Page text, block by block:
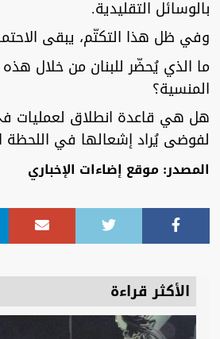
بالوسائل التقليدية.
وفي ظل هذا التكتّم، يبقى
ما الذي يُحضّر للبنان من خلال هذه
المنسية؟
هل هي قاعدة انطلاق لعمليات
لفوضى يُراد إشعالها في اللحظة
المصدر: موقع إضاءات الإخباري
الأكثر قراءة